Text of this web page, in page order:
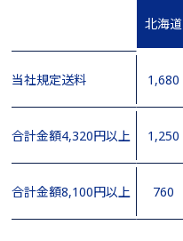
北海道
当社規定送料 1,680
合計金額4,320円以上 1,250
合計金額8,100円以上 760